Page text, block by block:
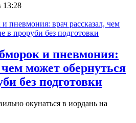
13:28
и пневмония:
может обернуться
без подготовки
окунаться в иордань на